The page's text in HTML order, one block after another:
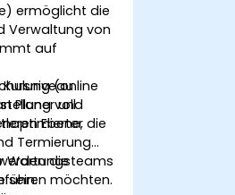
ermöglicht die
Verwaltung von
auf
voll
(online
Planer und
Ebene, die
Termierung
Wartungsteams
möchten.
die
sein: